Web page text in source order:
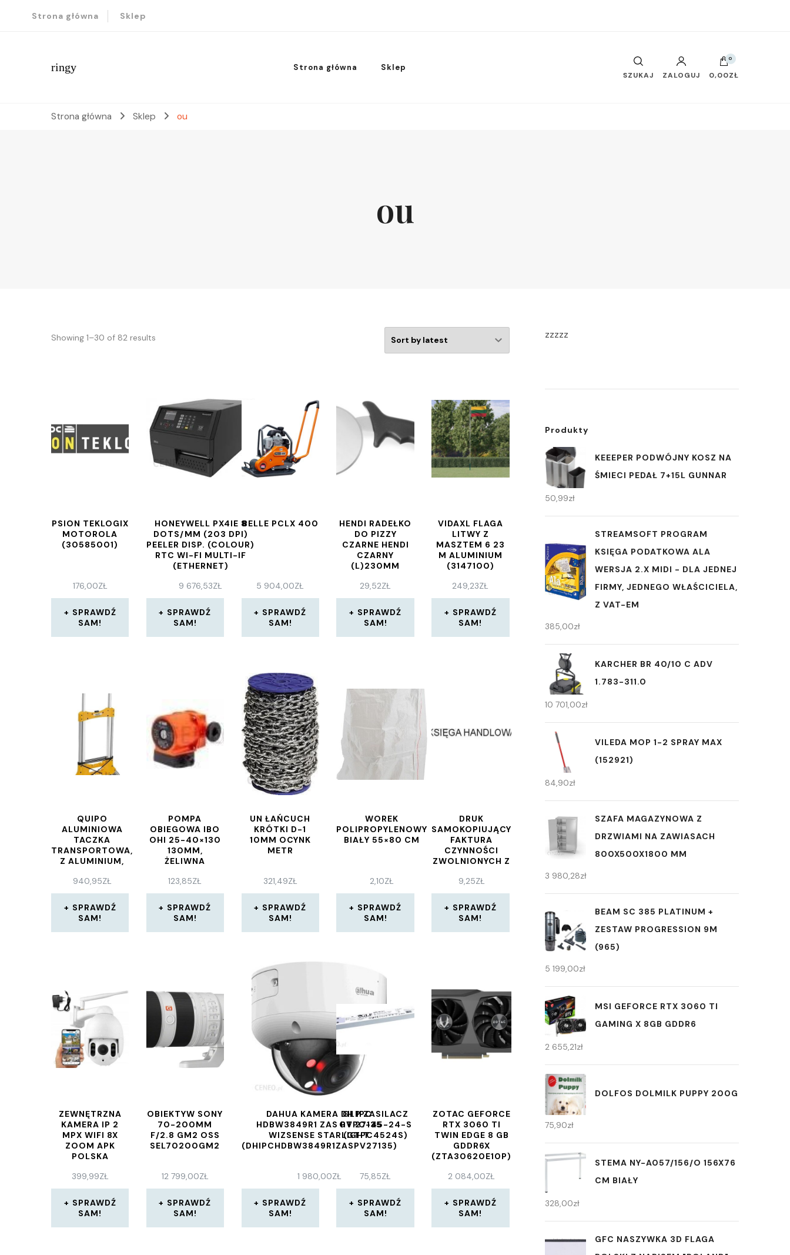
Strona główna Sklep
ringy Strona główna Sklep
SZUKAJ ZALOGUJ
0
0,00ZŁ
Strona główna Sklep ou
ou
Showing 1–30 of 82 results
PSION TEKLOGIX
MOTOROLA
(30585001)
176,00ZŁ
SPRAWDŹ
SAM!
HONEYWELL PX4IE 8
DOTS/MM (203 DPI)
PEELER DISP. (COLOUR)
RTC WI-FI MULTI-IF
(ETHERNET)
9 676,53ZŁ
SPRAWDŹ
SAM!
BELLE PCLX 400
5 904,00ZŁ
SPRAWDŹ
SAM!
HENDI RADEŁKO
DO PIZZY
CZARNE HENDI
CZARNY
(L)230MM
29,52ZŁ
SPRAWDŹ
SAM!
VIDAXL FLAGA
LITWY Z
MASZTEM 6 23
M ALUMINIUM
(3147100)
249,23ZŁ
SPRAWDŹ
SAM!
QUIPO
ALUMINIOWA
TACZKA
TRANSPORTOWA,
Z ALUMINIUM,
,SLIMLINE 125
940,95ZŁ
SPRAWDŹ
SAM!
POMPA
OBIEGOWA IBO
OHI 25-40×130
130MM,
ŻELIWNA
123,85ZŁ
SPRAWDŹ
SAM!
UN ŁAŃCUCH
KRÓTKI D-1
10MM OCYNK
METR
321,49ZŁ
SPRAWDŹ
SAM!
WOREK
POLIPROPYLENOWY
BIAŁY 55×80 CM
2,10ZŁ
SPRAWDŹ
SAM!
DRUK
SAMOKOPIUJĄCY
FAKTURA
CZYNNOŚCI
ZWOLNIONYCH Z
PODSTAWIE ART
43 UST.1 PKT 2-
41 USTAWY Z
11.03.2004R.O
PODATKU VAT A5
80 KARTEK
9,25ZŁ
SPRAWDŹ
SAM!
ZEWNĘTRZNA
KAMERA IP 2
MPX WIFI 8X
ZOOM APK
POLSKA
399,99ZŁ
SPRAWDŹ
SAM!
OBIEKTYW SONY
70-200MM
F/2.8 GM2 OSS
SEL70200GM2
12 799,00ZŁ
SPRAWDŹ
SAM!
DAHUA KAMERA DH IPC
HDBW3849R1 ZAS PV 27135
WIZSENSE STARLIGHT
(DHIPCHDBW3849R1ZASPV27135)
1 980,00ZŁ
SPRAWDŹ
SAM!
GLP ZASILACZ
GTPC-45-24-S
(GTPC4524S)
75,85ZŁ
SPRAWDŹ
SAM!
ZOTAC GEFORCE
RTX 3060 TI
TWIN EDGE 8 GB
GDDR6X
(ZTA30620E10P)
2 084,00ZŁ
SPRAWDŹ
SAM!
zzzzz
Produkty
KEEEPER PODWÓJNY KOSZ NA
ŚMIECI PEDAŁ 7+15L GUNNAR
50,99zł
STREAMSOFT PROGRAM
KSIĘGA PODATKOWA ALA
WERSJA 2.X MIDI - DLA JEDNEJ
FIRMY, JEDNEGO WŁAŚCICIELA,
Z VAT-EM
385,00zł
KARCHER BR 40/10 C ADV
1.783-311.0
10 701,00zł
VILEDA MOP 1-2 SPRAY MAX
(152921)
84,90zł
SZAFA MAGAZYNOWA Z
DRZWIAMI NA ZAWIASACH
800X500X1800 MM
3 980,28zł
BEAM SC 385 PLATINUM +
ZESTAW PROGRESSION 9M
(965)
5 199,00zł
MSI GEFORCE RTX 3060 TI
GAMING X 8GB GDDR6
2 655,21zł
DOLFOS DOLMILK PUPPY 200G
75,90zł
STEMA NY-A057/156/O 156X76
CM BIAŁY
328,00zł
GFC NASZYWKA 3D FLAGA